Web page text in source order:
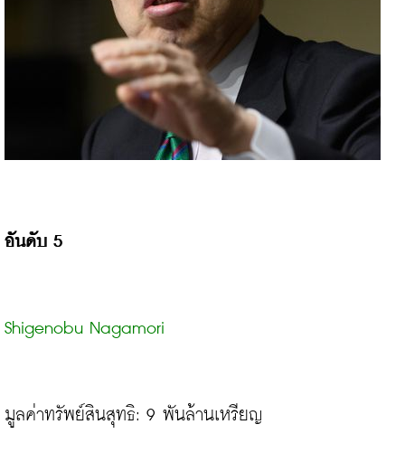
อันดับ 5
Shigenobu Nagamori
มูลค่าทรัพย์สินสุทธิ: 9 พันล้านเหรียญ